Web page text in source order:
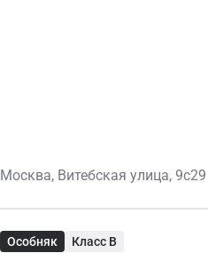
Москва, Витебская улица, 9с29
Особняк Класс B